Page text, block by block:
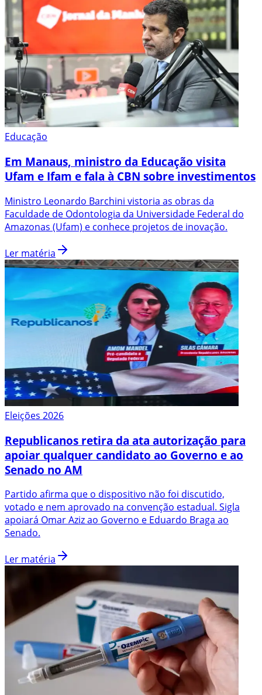
Educação
Em Manaus, ministro da Educação visita
Ufam e Ifam e fala à CBN sobre investimentos
Ministro Leonardo Barchini vistoria as obras da
Faculdade de Odontologia da Universidade Federal do
Amazonas (Ufam) e conhece projetos de inovação.
Ler matéria
Eleições 2026
Republicanos retira da ata autorização para
apoiar qualquer candidato ao Governo e ao
Senado no AM
Partido afirma que o dispositivo não foi discutido,
votado e nem aprovado na convenção estadual. Sigla
apoiará Omar Aziz ao Governo e Eduardo Braga ao
Senado.
Ler matéria